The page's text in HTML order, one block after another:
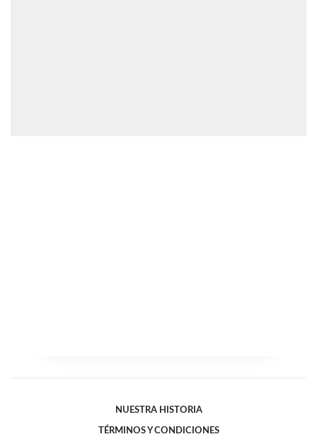
NUESTRA HISTORIA
TÉRMINOS Y CONDICIONES